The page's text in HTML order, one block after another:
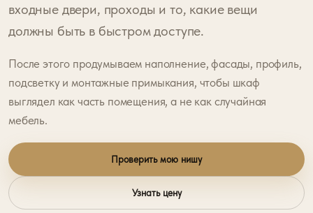
входные двери, проходы и то, какие вещи
должны быть в быстром доступе.
После этого продумываем наполнение, фасады, профиль,
подсветку и монтажные примыкания, чтобы шкаф
выглядел как часть помещения, а не как случайная
мебель.
Проверить мою нишу
Узнать цену